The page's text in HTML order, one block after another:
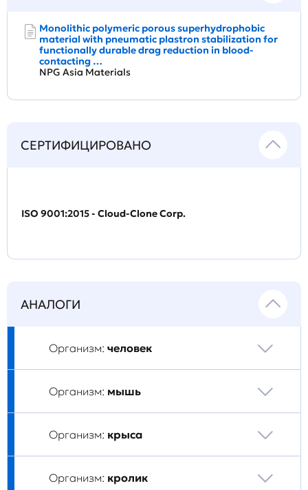
Monolithic polymeric porous superhydrophobic
material with pneumatic plastron stabilization for
functionally durable drag reduction in blood-
contacting …
NPG Asia Materials
СЕРТИФИЦИРОВАНО
ISO 9001:2015 - Cloud-Clone Corp.
АНАЛОГИ
Организм: человек
Организм: мышь
Организм: крыса
Организм: кролик